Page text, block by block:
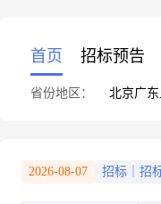
首页 招标预告
省份地区： 北京广东
2026-08-07 招标｜招